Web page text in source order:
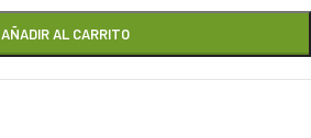
AÑADIR AL CARRITO